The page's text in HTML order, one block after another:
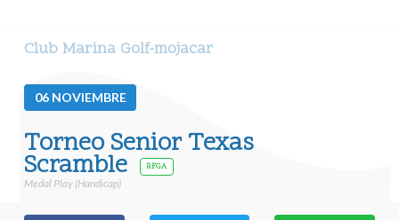
Club Marina Golf-mojacar
06 NOVIEMBRE
Torneo Senior Texas
Scramble RFGA
Medal Play (Handicap)